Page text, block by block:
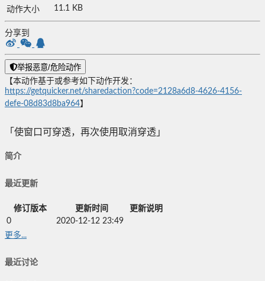
动作大小
11.1 KB
分享到
举报恶意/危险动作
【本动作基于或参考如下动作开发：
https://getquicker.net/sharedaction?code=2128a6d8-4626-4156-
defe-08d83d8ba964】
「使窗口可穿透，再次使用取消穿透」
简介
最近更新
修订版本 更新时间
更新说明
0
2020-12-12 23:49
更多...
最近讨论